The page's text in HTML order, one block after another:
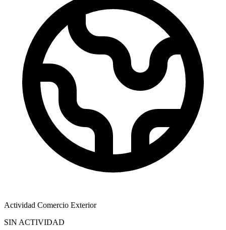
Actividad Comercio Exterior
SIN ACTIVIDAD